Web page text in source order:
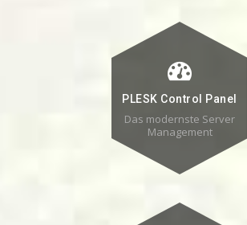
PLESK Control Panel
Das modernste Server
Management